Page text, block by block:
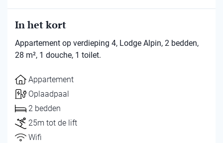
In het kort
Appartement op verdieping 4, Lodge Alpin, 2 bedden,
28 m², 1 douche, 1 toilet.
Appartement
Oplaadpaal
2 bedden
25m tot de lift
Wifi